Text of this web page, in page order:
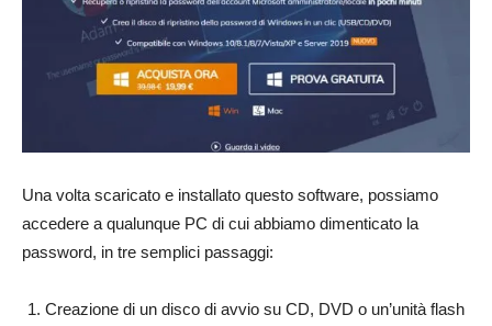
Una volta scaricato e installato questo software, possiamo
accedere a qualunque PC di cui abbiamo dimenticato la
password, in tre semplici passaggi:
Creazione di un disco di avvio su CD, DVD o un’unità flash